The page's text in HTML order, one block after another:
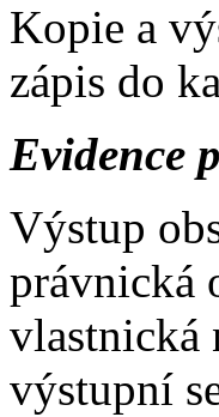
Kopie a
zápis do
Evidence
Výstup
právnická
vlastnická
výstupní